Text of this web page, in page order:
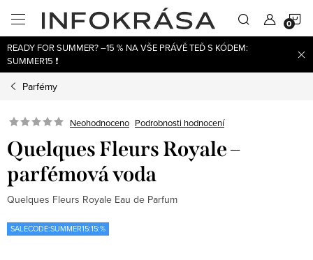
obsah
READY FOR SUMMER? –15 % NA VŠE PRÁVĚ TEĎ S KÓDEM:
SUMMER15 ❗
Parfémy
Neohodnoceno Podrobnosti hodnocení
Quelques Fleurs Royale –
parfémová voda
Quelques Fleurs Royale Eau de Parfum
SALECODE:SUMMER15:15:%